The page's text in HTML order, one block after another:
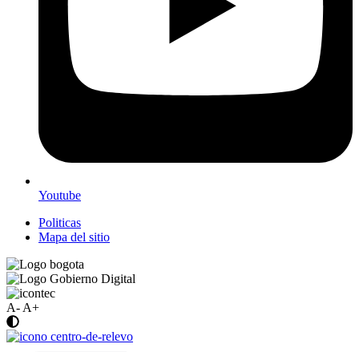
Youtube
Politicas
Mapa del sitio
A- A+